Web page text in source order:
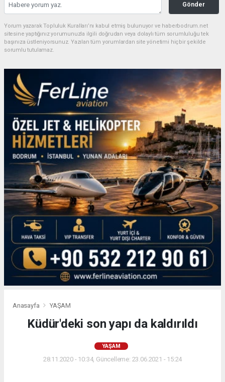
Gönder
Yorum yazarak Topluluk Kuralları’nı kabul etmiş bulunuyor ve haberbodrum.net
sitesine yaptığınız yorumunuzla ilgili doğrudan veya dolaylı tüm sorumluluğu tek
başınıza üstleniyorsunuz. Yazılan tüm yorumlardan site yönetimi hiçbir şekilde
sorumlu tutulamaz.
Anasayfa YAŞAM
Küdür'deki son yapı da kaldırıldı
YAŞAM
28.11.2020 - 10:34, Güncelleme: 23.06.2021 - 15:24